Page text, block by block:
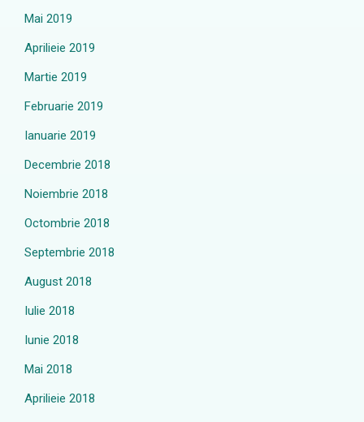
Mai 2019
Aprilieie 2019
Martie 2019
Februarie 2019
Ianuarie 2019
Decembrie 2018
Noiembrie 2018
Octombrie 2018
Septembrie 2018
August 2018
Iulie 2018
Iunie 2018
Mai 2018
Aprilieie 2018